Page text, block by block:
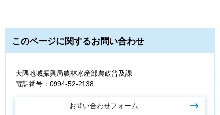
このページに関するお問い合わせ
大隅地域振興局農林水産部農政普及課
電話番号：0994-52-2138